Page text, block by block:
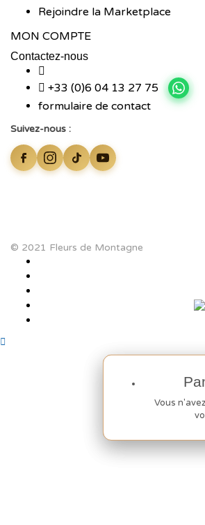
Vous
Vous
Rejoindre la Marketplace
MON COMPTE
Contactez-nous
+33 (0)6 04 13 27 75
formulaire de contact
Suivez-nous :
© 2021 Fleurs de Montagne